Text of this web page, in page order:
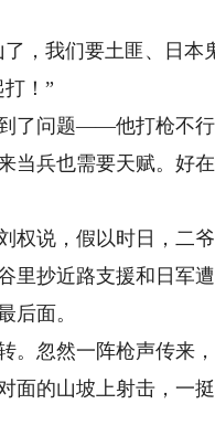
我们要土匪、日本
！”
问题——他打枪不行
当兵也需要天赋。好
说，假以时日，二爷
抄近路支援和日军遭
后面。
忽然一阵枪声传来，
面的山坡上射击，一